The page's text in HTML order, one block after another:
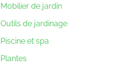
Mobilier de jardin
Outils de jardinage
Piscine et spa
Plantes